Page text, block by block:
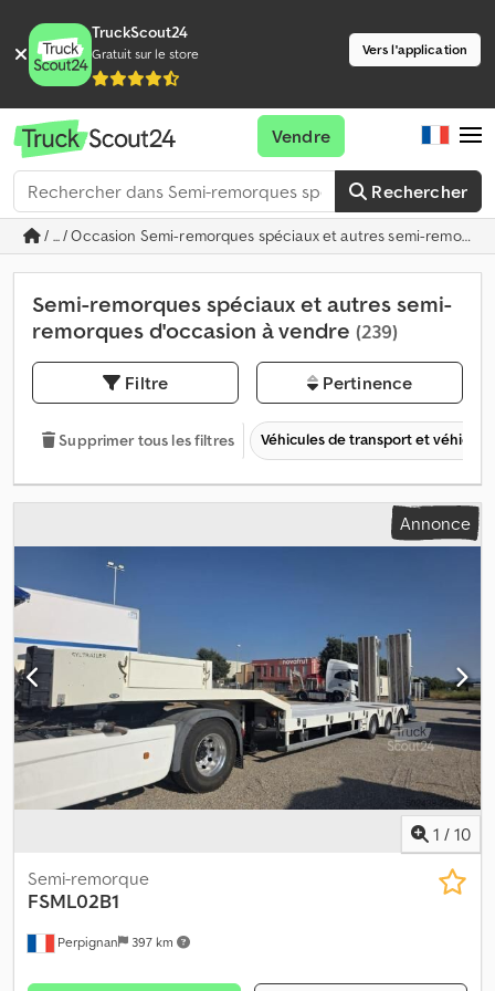
TruckScout24
Gratuit sur le store Vers l'application
Rechercher
Vendre
/ ... / Occasion Semi-remorques spéciaux et autres semi-
Semi-remorques spéciaux et autres semi-
remorques d'occasion à vendre (239)
Filtre Pertinence
Supprimer tous les filtres Véhicules de transport et
Annonce
1 / 10
Perpignan 397 km
Semi-remorque
FSML02B1